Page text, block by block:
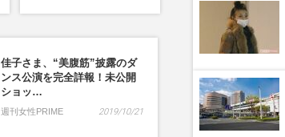
佳子さま、“美腹筋”披露のダ
ンス公演を完全詳報！未公開
ショッ…
週刊女性PRIME 2019/10/21